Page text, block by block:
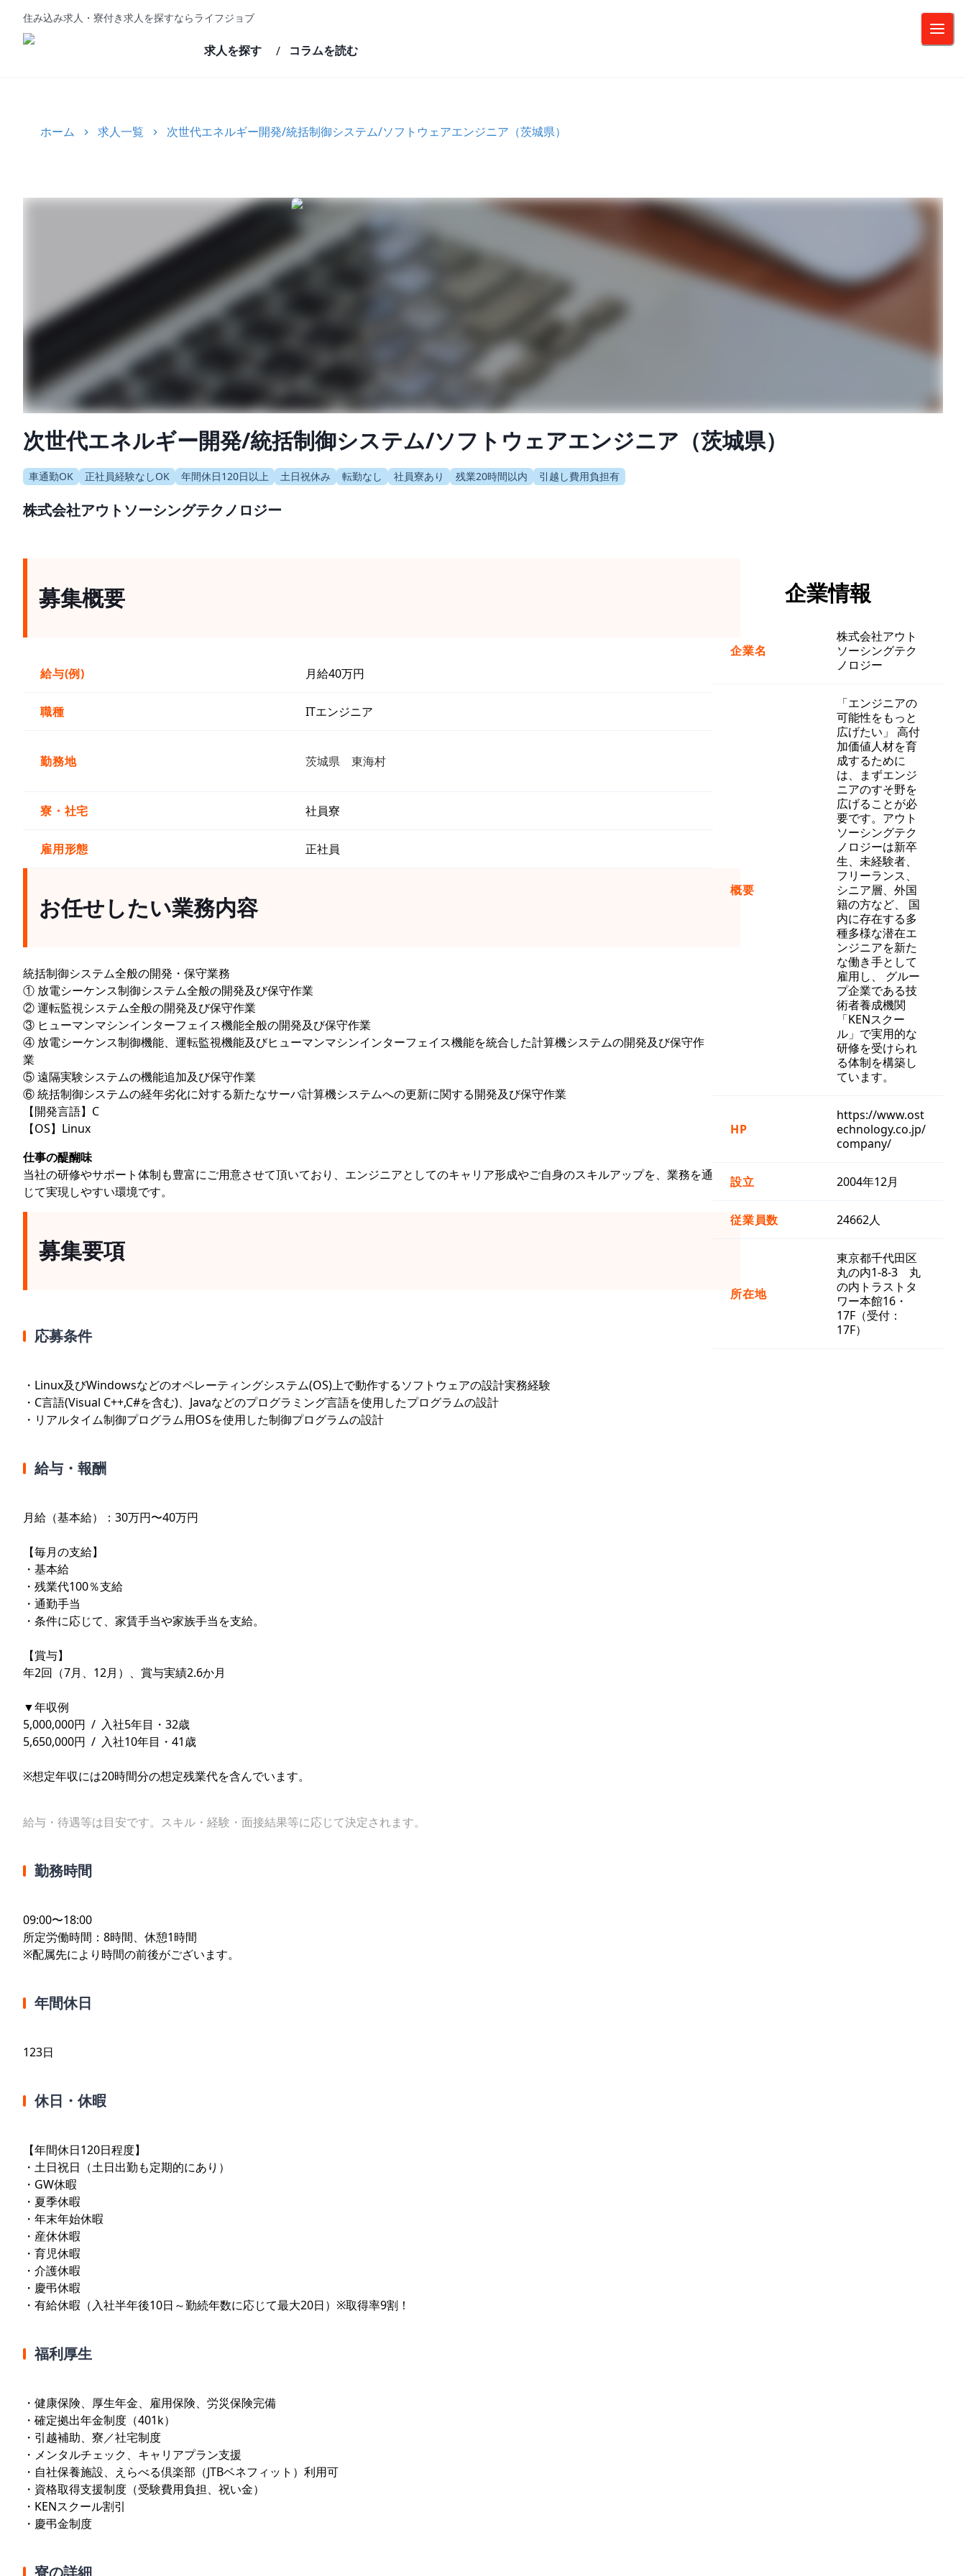
住み込み求人・寮付き求人を探すならライフジョブ
求人を探す / コラムを読む
ホーム 求人一覧 次世代エネルギー開発/統括制御システム/ソフトウェアエンジニア（茨城県）
次世代エネルギー開発/統括制御システム/ソフトウェアエンジニア（茨城県）
車通勤OK 正社員経験なしOK 年間休日120日以上 土日祝休み 転勤なし 社員寮あり 残業20時間以内 引越し費用負担有
株式会社アウトソーシングテクノロジー
募集概要
給与(例) 月給40万円
職種 ITエンジニア
勤務地 茨城県 東海村
寮・社宅 社員寮
雇用形態 正社員
お任せしたい業務内容
統括制御システム全般の開発・保守業務
① 放電シーケンス制御システム全般の開発及び保守作業
② 運転監視システム全般の開発及び保守作業
③ ヒューマンマシンインターフェイス機能全般の開発及び保守作業
④ 放電シーケンス制御機能、運転監視機能及びヒューマンマシンインターフェイス機能を統合した計算機システムの開発及び保守作
業
⑤ 遠隔実験システムの機能追加及び保守作業
⑥ 統括制御システムの経年劣化に対する新たなサーバ計算機システムへの更新に関する開発及び保守作業
【開発言語】C
【OS】Linux
仕事の醍醐味
当社の研修やサポート体制も豊富にご用意させて頂いており、エンジニアとしてのキャリア形成やご自身のスキルアップを、業務を通
じて実現しやすい環境です。
募集要項
応募条件
・Linux及びWindowsなどのオペレーティングシステム(OS)上で動作するソフトウェアの設計実務経験
・C言語(Visual C++,C#を含む)、Javaなどのプログラミング言語を使用したプログラムの設計
・リアルタイム制御プログラム用OSを使用した制御プログラムの設計
給与・報酬
月給（基本給）：30万円〜40万円
【毎月の支給】
・基本給
・残業代100％支給
・通勤手当
・条件に応じて、家賃手当や家族手当を支給。
【賞与】
年2回（7月、12月）、賞与実績2.6か月
▼年収例
5,000,000円 / 入社5年目・32歳
5,650,000円 / 入社10年目・41歳
※想定年収には20時間分の想定残業代を含んでいます。
給与・待遇等は目安です。スキル・経験・面接結果等に応じて決定されます。
勤務時間
09:00〜18:00
所定労働時間：8時間、休憩1時間
※配属先により時間の前後がございます。
年間休日
123日
休日・休暇
【年間休日120日程度】
・土日祝日（土日出勤も定期的にあり）
・GW休暇
・夏季休暇
・年末年始休暇
・産休休暇
・育児休暇
・介護休暇
・慶弔休暇
・有給休暇（入社半年後10日～勤続年数に応じて最大20日）※取得率9割！
福利厚生
・健康保険、厚生年金、雇用保険、労災保険完備
・確定拠出年金制度（401k）
・引越補助、寮／社宅制度
・メンタルチェック、キャリアプラン支援
・自社保養施設、えらべる倶楽部（JTBベネフィット）利用可
・資格取得支援制度（受験費用負担、祝い金）
・KENスクール割引
・慶弔金制度
企業情報
企業名
株式会社アウト
ソーシングテク
ノロジー
概要
「エンジニアの
可能性をもっと
広げたい」 高付
加価値人材を育
成するために
は、まずエンジ
ニアのすそ野を
広げることが必
要です。アウト
ソーシングテク
ノロジーは新卒
生、未経験者、
フリーランス、
シニア層、外国
籍の方など、 国
内に存在する多
種多様な潜在エ
ンジニアを新た
な働き手として
雇用し、 グルー
プ企業である技
術者養成機関
「KENスクー
ル」で実用的な
研修を受けられ
る体制を構築し
ています。
HP
https://www.ost
echnology.co.jp/
company/
設立 2004年12月
従業員数 24662人
所在地
東京都千代田区
丸の内1-8-3 丸
の内トラストタ
ワー本館16・
17F（受付：
17F）